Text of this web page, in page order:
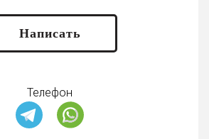
Написать
Телефон